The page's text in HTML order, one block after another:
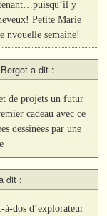
y
Petite Marie
nvouelle semaine!
a dit :
de projets un futur
cadeau avec ce
dessinėes par une
dit :
à-dos d’explorateur